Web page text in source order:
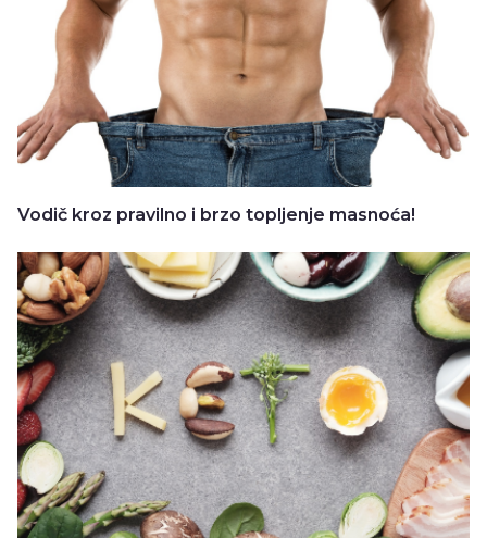
Vodič kroz pravilno i brzo topljenje masnoća!